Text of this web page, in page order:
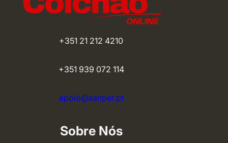
+351 21 212 4210
+351 939 072 114
apoio@sanper.pt
Sobre Nós